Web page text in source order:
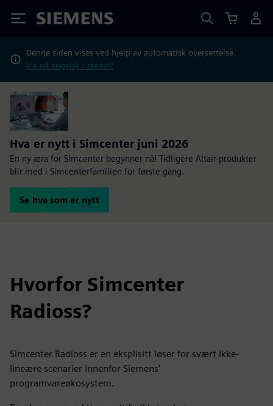
Siemens
Denne siden vises ved hjelp av automatisk oversettelse.
Vis på engelsk i stedet?
Hva er nytt i Simcenter juni 2026
En ny æra for Simcenter begynner nå! Tidligere Altair-produkter
blir med i Simcenterfamilien for første gang.
Se hva som er nytt
Hvorfor Simcenter
Radioss?
Simcenter Radioss er en eksplisitt løser for svært ikke-
lineære scenarier innenfor Siemens'
programvareøkosystem.